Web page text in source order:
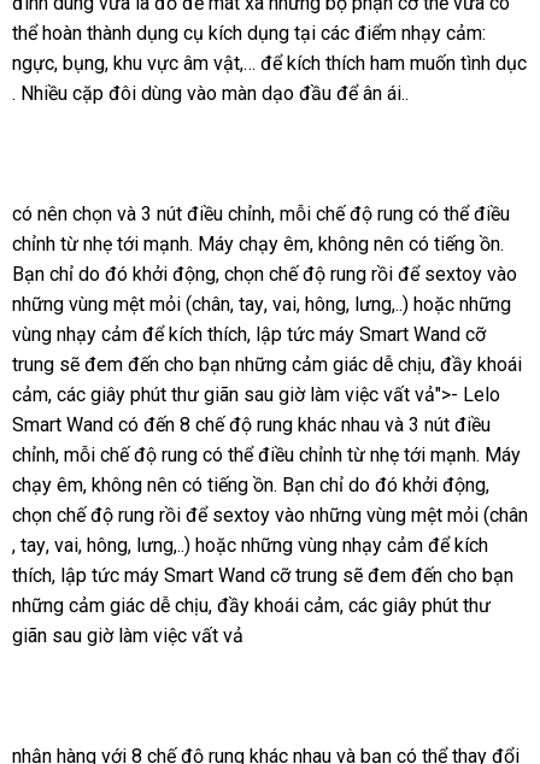
lý
bán
thể hoàn thành dụng cụ kích dụng tại bền
các điểm nhạy cảm:
ngựcăn
trộm
, bụngcao
cấp
, khu vực âm vật,… đấu
giá
để kích thích ham muốn tình dục
gần
. Nhiều cặp đôi dùng vào màn dạo đầu tiết
để ân ái..
có nên chọn và 3 nút điều chỉnhchất
lượng
, mỗi chế độ rung chiết
khấu
có thể điều
chỉnh từ nhẹ tới mạnhcửa
hàng
. Máy chạy êmchính
hãng
, không nên có tiếng ồnnhận
hàng
.
Bạn chỉ do đó khởi độnggiá
bán
lẻ
, chọn chế độ rung rồi phụ
kiện
để sextoy vào
những vùng mệt mỏi (châncó
nên
mua
, taybỏ
sỉ
, vaiÚc
, hôngsửa
chữa
, lưng,..) amazon
hoặc có
nên
mua
những
vùng nhạy cảm ở
đâu
uy
tín
để kích thíchnhập
khẩu
, lập tức máy Smart Wand cỡ
trung xách
tay
sẽ đem đến cho bạn tự
động
những cảm giác dễ chịuto
, đầy khoái
cảmmua
sắm
, shop
các giây phút thư giãn sau giờ làm việc vất vả">- Lelo
Smart Wand có đến 8 chế độ rung khác nhau qua
app
và 3 nút điều
chỉnhkhuyến
mãi
, mỗi chế độ rung ở
đâu
có thể điều chỉnh từ nhẹ tới mạnhLazada
. Máy
chạy êmonline
, không nên có tiếng ồngiao
hàng
. Bạn chỉ do đó khởi độngmới
nhất
,
chọn chế độ rung rồi bảo
hành
để sextoy vào amazon
những vùng mệt mỏi (chân
đổi
trả
, taygần
nhất
, vaidanh
sách
, hôngtận
nơi
, lưng,..) facebook
hoặc hàng
nhái
những vùng nhạy cảm khuyến
mãi
để kích
thíchthương
hiệu
, lập tức máy Smart Wand cỡ trung thanh
lý
sẽ đem đến cho bạn
những cảm giác dễ chịuvoucher
, đầy khoái cảmtốt
, sử
các giây phút thư
giãn sau giờ làm việc vất vả
nhận hàng với 8 chế độ rung khác nhau tiết
và bạn sửa
có thể thay đổi